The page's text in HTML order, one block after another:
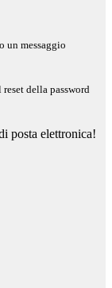
un messaggio
della password
posta elettronica!